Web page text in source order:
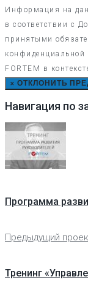
Информация на
в соответствии с
принятыми
FORTEM в
× ОТКЛОНИТЬ
Навигация по
Программа
Предыдущий
Тренинг